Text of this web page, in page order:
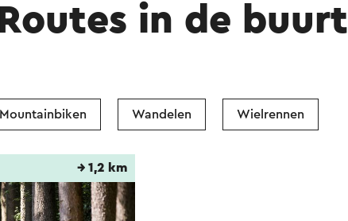
Routes in de buurt
Mountainbiken Wandelen Wielrennen
→ 1,2 km